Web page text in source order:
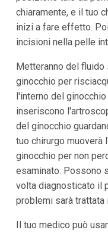
chiaramente, e il tuo
inizi a fare effetto.
incisioni nella pelle
Metteranno del
ginocchio per
l'interno del
inseriscono
del ginocchio
tuo chirurgo muoverà
ginocchio per non
esaminato. Possono
volta diagnosticato il
problemi sarà trattata
Il tuo medico può